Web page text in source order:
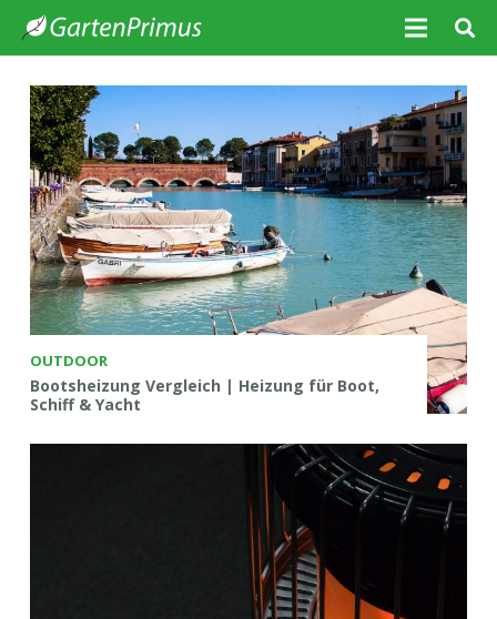
OUTDOOR
Bootsheizung Vergleich | Heizung für Boot,
Schiff & Yacht